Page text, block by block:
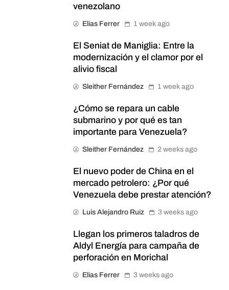
venezolano
Elias Ferrer 1 week ago
El Seniat de Maniglia: Entre la
modernización y el clamor por el
alivio fiscal
Sleither Fernández 1 week ago
¿Cómo se repara un cable
submarino y por qué es tan
importante para Venezuela?
Sleither Fernández 2 weeks ago
El nuevo poder de China en el
mercado petrolero: ¿Por qué
Venezuela debe prestar atención?
Luis Alejandro Ruiz 3 weeks ago
Llegan los primeros taladros de
Aldyl Energía para campaña de
perforación en Morichal
Elias Ferrer 3 weeks ago